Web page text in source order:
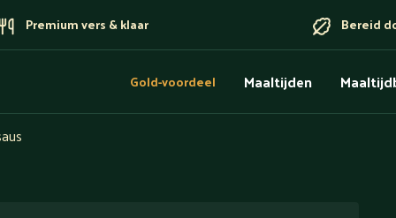
Premium vers & klaar Bereid
Gold-voordeel Maaltijden